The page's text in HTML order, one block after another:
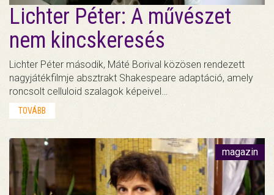
Lichter Péter: A művészet
nem kincskeresés
Lichter Péter második, Máté Borival közösen rendezett
nagyjátékfilmje absztrakt Shakespeare adaptáció, amely
roncsolt celluloid szalagok képeivel…
TOVÁBB
magazin